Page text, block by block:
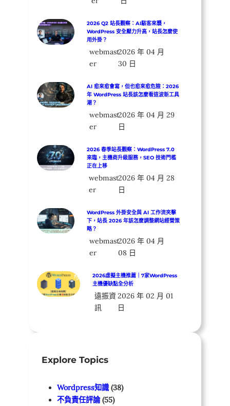
2026 Q2 站長觀察：AI駭客來襲，
WordPress 安全壓力升高，站長怎麼使
用外掛？
webmast
er
2026 年 04 月
30 日
AI 愈來愈會寫，但也愈來愈危險：2026
年 WordPress 站長該怎麼看這波新工具
潮？
webmast
er
2026 年 04 月 29
日
2026 春季站長觀察：WordPress 7.0
來臨，主機商升級服務，SEO 技術門檻
正在上移
webmast
er
2026 年 04 月 28
日
WordPress 外掛安全與 AI 工作流夾擊
下，站長 2026 年該怎麼調整網站經營策
略？
webmast
er
2026 年 04 月
08 日
2026虛擬主機推薦｜7家WordPress
主機優缺點全分析
遠振資
訊
2026 年 02 月 01
日
Explore Topics
Wordpress知識 (38)
不負責任評論(55)